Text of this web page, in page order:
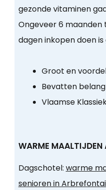
gezonde vitaminen
Ongeveer 6 maanden
dagen inkopen doen
Groot en
Bevatten
Vlaamse
WARME MAALTIJDEN
Dagschotel: warme
senioren in